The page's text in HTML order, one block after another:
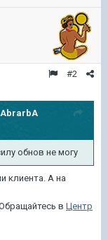
#2
AbrarbA
обнов не могу
клиента. А на
в Центр